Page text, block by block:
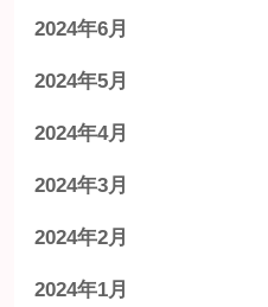
2024年6月
2024年5月
2024年4月
2024年3月
2024年2月
2024年1月